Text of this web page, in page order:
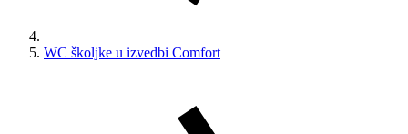
WC školjke u izvedbi Comfort